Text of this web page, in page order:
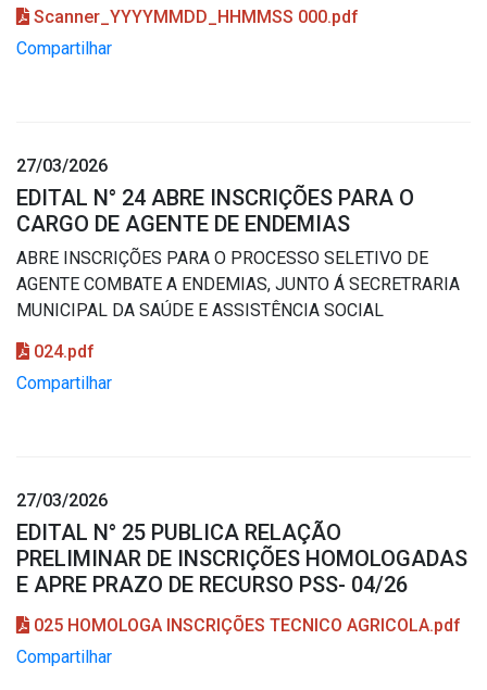
Scanner_YYYYMMDD_HHMMSS 000.pdf
Compartilhar
27/03/2026
EDITAL N° 24 ABRE INSCRIÇÕES PARA O
CARGO DE AGENTE DE ENDEMIAS
ABRE INSCRIÇÕES PARA O PROCESSO SELETIVO DE
AGENTE COMBATE A ENDEMIAS, JUNTO Á SECRETRARIA
MUNICIPAL DA SAÚDE E ASSISTÊNCIA SOCIAL
024.pdf
Compartilhar
27/03/2026
EDITAL N° 25 PUBLICA RELAÇÃO
PRELIMINAR DE INSCRIÇÕES HOMOLOGADAS
E APRE PRAZO DE RECURSO PSS- 04/26
025 HOMOLOGA INSCRIÇÕES TECNICO AGRICOLA.pdf
Compartilhar